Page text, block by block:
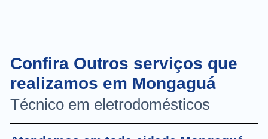
Confira Outros serviços que
realizamos em Mongaguá
Técnico em eletrodomésticos